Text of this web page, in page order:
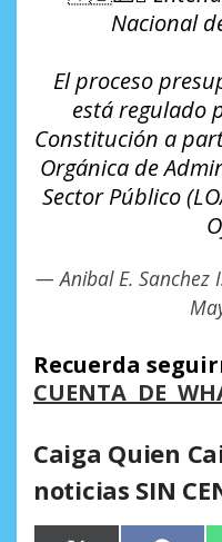
Nacional
El proceso
está regulado
Constitución a
Orgánica de
Sector Público
— Anibal E. Sanchez
Recuerda
CUENTA DE
Caiga Quien
noticias SIN